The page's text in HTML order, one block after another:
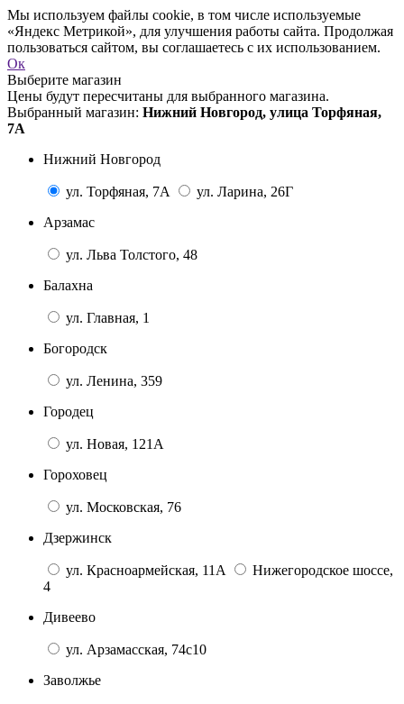
Мы используем файлы cookie, в том числе используемые
«Яндекс Метрикой», для улучшения работы сайта. Продолжая
пользоваться сайтом, вы соглашаетесь с их использованием.
Ок
Выберите магазин
Цены будут пересчитаны для выбранного магазина.
Выбранный магазин: Нижний Новгород, улица Торфяная,
7А
Нижний Новгород
ул. Торфяная, 7А
ул. Ларина, 26Г
Арзамас
ул. Льва Толстого, 48
Балахна
ул. Главная, 1
Богородск
ул. Ленина, 359
Городец
ул. Новая, 121А
Гороховец
ул. Московская, 76
Дзержинск
ул. Красноармейская, 11А
Нижегородское шоссе,
4
Дивеево
ул. Арзамасская, 74с10
Заволжье